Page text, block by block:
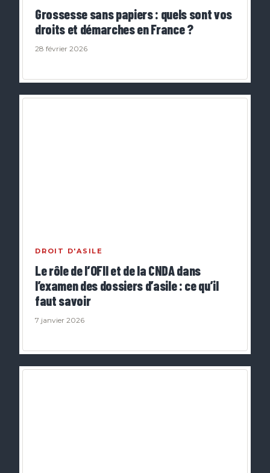
Grossesse sans papiers : quels sont vos
droits et démarches en France ?
28 février 2026
DROIT D'ASILE
Le rôle de l’OFII et de la CNDA dans
l’examen des dossiers d’asile : ce qu’il
faut savoir
7 janvier 2026